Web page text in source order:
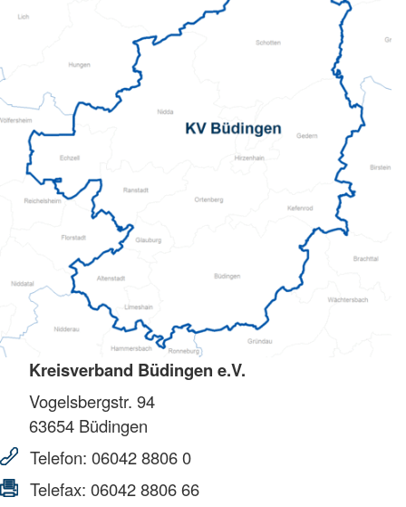
Kreisverband Büdingen e.V.
Vogelsbergstr. 94
63654 Büdingen
Telefon: 06042 8806 0
Telefax: 06042 8806 66